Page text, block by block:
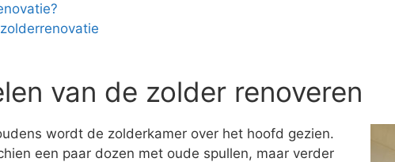
van de zolder renoveren
wordt de zolderkamer over het hoofd gezien.
een paar dozen met oude spullen, maar verder